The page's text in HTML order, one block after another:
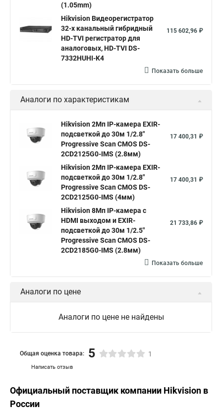
Hikvision 2cd2142fwd
Hikvision ds 2cd1148 hikvision ds 2cd1148 i b
hikvision ds 2cd2042wd i Видеокамера hikvision
Видеокамеры hikvision ds
Камера Hikvision ds 2ce16d8t
Видеокамера hikvision hiwatch
Камера Hikvision ds 2cd2442fwd
Уличная камера Hikvision ip camera
Hikvision поворотная камера Hikvision купольная
Нikvision микрофон Hikvision поворотная
Hikvision порты
(1.05mm)
Hikvision Видеорегистратор
32-х канальный гибридный
HD-TVI регистратор для
аналоговых, HD-TVI DS-
7332HUHI-K4
115 602,96 ₽
Показать больше
Аналоги по характеристикам
Hikvision 2Мп IP-камера EXIR-
подсветкой до 30м 1/2.8"
Progressive Scan CMOS DS-
2CD2125G0-IMS (2.8мм)
17 400,31 ₽
Hikvision 2Мп IP-камера EXIR-
подсветкой до 30м 1/2.8"
Progressive Scan CMOS DS-
2CD2125G0-IMS (4мм)
17 400,31 ₽
Hikvision 8Мп IP-камера с
HDMI выходом и EXIR-
подсветкой до 30м 1/2.5"
Progressive Scan CMOS DS-
2CD2185G0-IMS (2.8мм)
21 733,86 ₽
Показать больше
Аналоги по цене
Аналоги по цене не найдены
Написать отзыв
Общая оценка товара: 5 1
Официальный поставщик компании Hikvision в
России